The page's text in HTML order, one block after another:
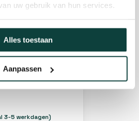
uw gebruik van hun services.
Alles toestaan
Aanpassen
Galvanisch
3-5 werkdagen)